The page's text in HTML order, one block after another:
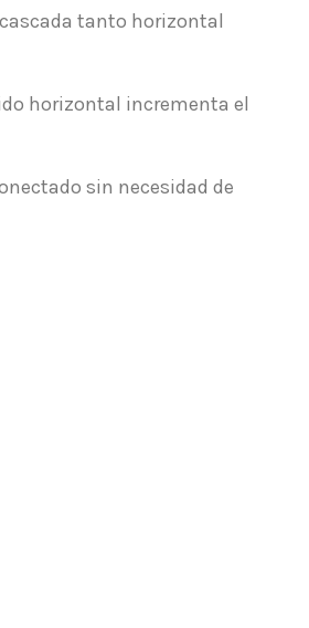
tanto horizontal
horizontal incrementa el
sin necesidad de